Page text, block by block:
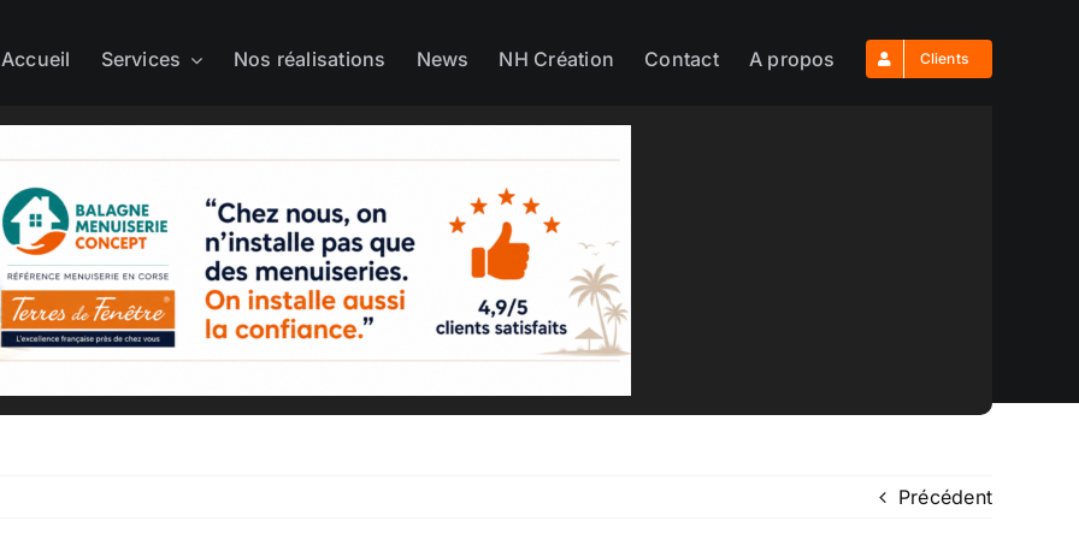
Accueil Services Nos réalisations News NH Création Contact A propos Clients
Précédent